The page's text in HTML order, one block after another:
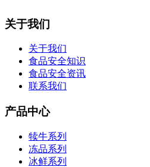
关于我们
关于我们
食品安全知识
食品安全资讯
联系我们
产品中心
犊牛系列
冻品系列
冰鲜系列